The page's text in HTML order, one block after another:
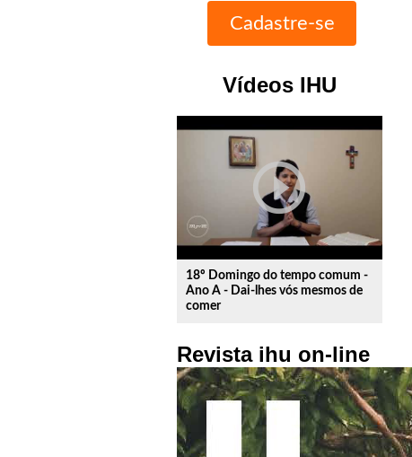
Vídeos IHU
play_circle_outline
18º Domingo do tempo comum -
Ano A - Dai-lhes vós mesmos de
comer
Revista ihu on-line